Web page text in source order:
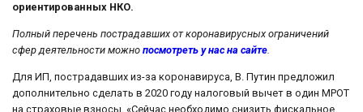
ориентированных НКО.
Полный перечень пострадавших от коронавирусных ограничений
сфер деятельности можно посмотреть у нас на сайте.
Для ИП, пострадавших из-за коронавируса, В. Путин предложил
дополнительно сделать в 2020 году налоговый вычет в один МРОТ
на страховые взносы. «Сейчас необходимо снизить фискальное